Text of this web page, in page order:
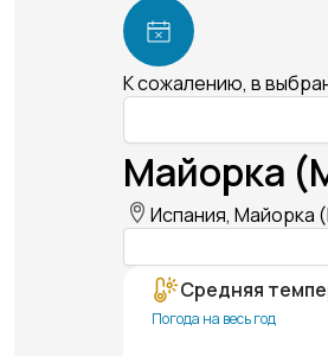
К сожалению, в
Майорка
Испания, Майорка
Средняя
Погода на весь год